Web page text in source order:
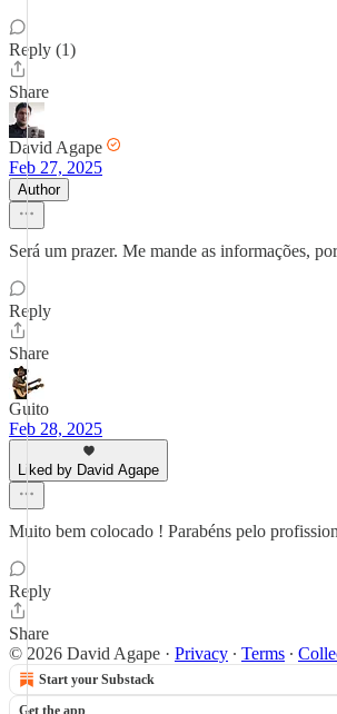
Reply (1)
Share
David Agape
Feb 27, 2025
Author
Será um prazer. Me mande as informações,
Reply
Share
Guito
Feb 28, 2025
Liked by David Agape
Muito bem colocado ! Parabéns pelo
Reply
Share
© 2026 David Agape · Privacy ∙ Terms ∙
Start your Substack
Get the app